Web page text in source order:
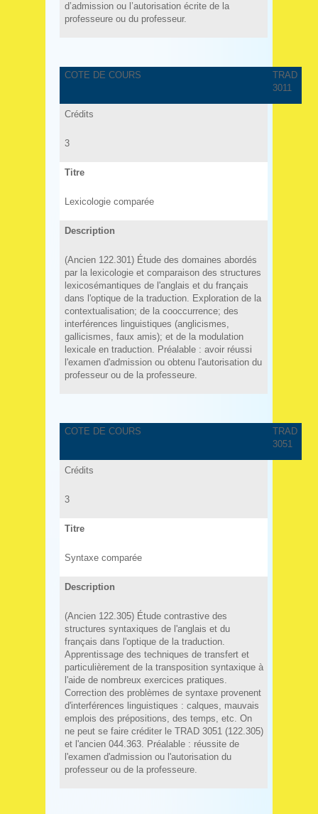
d’admission ou l’autorisation écrite de la
professeure ou du professeur.
COTE DE COURS
TRAD
3011
Crédits
3
Titre
Lexicologie comparée
Description
(Ancien 122.301) Étude des domaines abordés
par la lexicologie et comparaison des structures
lexicosémantiques de l'anglais et du français
dans l'optique de la traduction. Exploration de la
contextualisation; de la cooccurrence; des
interférences linguistiques (anglicismes,
gallicismes, faux amis); et de la modulation
lexicale en traduction. Préalable : avoir réussi
l'examen d'admission ou obtenu l'autorisation du
professeur ou de la professeure.
COTE DE COURS
TRAD
3051
Crédits
3
Titre
Syntaxe comparée
Description
(Ancien 122.305) Étude contrastive des
structures syntaxiques de l'anglais et du
français dans l'optique de la traduction.
Apprentissage des techniques de transfert et
particulièrement de la transposition syntaxique à
l'aide de nombreux exercices pratiques.
Correction des problèmes de syntaxe provenent
d'interférences linguistiques : calques, mauvais
emplois des prépositions, des temps, etc. On
ne peut se faire créditer le TRAD 3051 (122.305)
et l'ancien 044.363. Préalable : réussite de
l'examen d'admission ou l'autorisation du
professeur ou de la professeure.